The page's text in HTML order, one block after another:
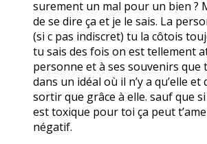
surement un mal pour un bien ?
de se dire ça et je le sais. La
(si c pas indiscret) tu la côtois
tu sais des fois on est tellement
personne et à ses souvenirs que
dans un idéal où il n’y a qu’elle et
sortir que grâce à elle. sauf que
est toxique pour toi ça peut
négatif.